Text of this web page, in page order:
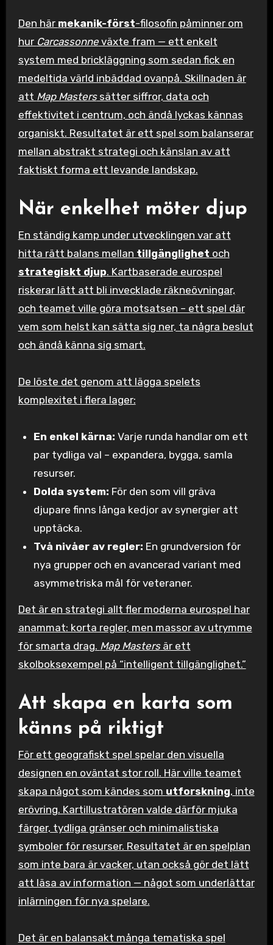
Den här mekanik-först-filosofin påminner om
hur Carcassonneväxte fram — ett enkelt
system med brickläggning som sedan fick en
medeltida värld inbäddad ovanpå. Skillnaden är
att Map Masterssätter siffror, data och
effektivitet i centrum, och ändå lyckas kännas
organiskt. Resultatet är ett spel som balanserar
mellan abstrakt strategi och känslan av att
faktiskt forma ett levande landskap.
När enkelhet möter djup
En ständig kamp under utvecklingen var att
hitta rätt balans mellan tillgänglighet och
strategiskt djup. Kartbaserade eurospel
riskerar lätt att bli invecklade räkneövningar,
och teamet ville göra motsatsen – ett spel där
vem som helst kan sätta sig ner, ta några beslut
och ändå känna sig smart.
De löste det genom att lägga spelets
komplexitet i flera lager:
En enkel kärna: Varje runda handlar om ett
par tydliga val – expandera, bygga, samla
resurser.
Dolda system: För den som vill gräva
djupare finns långa kedjor av synergier att
upptäcka.
Två nivåer av regler: En grundversion för
nya grupper och en avancerad variant med
asymmetriska mål för veteraner.
Det är en strategi allt fler moderna eurospel har
anammat: korta regler, men massor av utrymme
för smarta drag. Map Mastersär ett
skolboksexempel på “intelligent tillgänglighet.”
Att skapa en karta som
känns på riktigt
För ett geografiskt spel spelar den visuella
designen en oväntat stor roll. Här ville teamet
skapa något som kändes som utforskning, inte
erövring. Kartillustratören valde därför mjuka
färger, tydliga gränser och minimalistiska
symboler för resurser. Resultatet är en spelplan
som inte bara är vacker, utan också gör det lätt
att läsa av information — något som underlättar
inlärningen för nya spelare.
Det är en balansakt många tematiska spel